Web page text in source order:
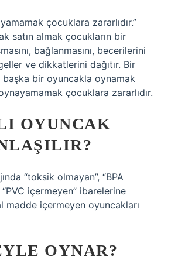
çocuklara zararlıdır.”
satın almak çocukların bir
bağlanmasını, becerilerini
ve dikkatlerini dağıtır. Bir
başka bir oyuncakla oynamak
çocuklara zararlıdır.
OYUNCAK
​​“toksik olmayan”, “BPA
içermeyen” ibarelerine
madde içermeyen oyuncakları
OYNAR?